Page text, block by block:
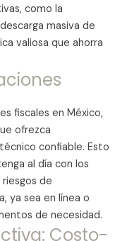
como la
masiva de
valiosa que ahorra
fiscales en México,
ofrezca
confiable. Esto
al día con los
de
ya sea en línea o
de necesidad.
Costo-